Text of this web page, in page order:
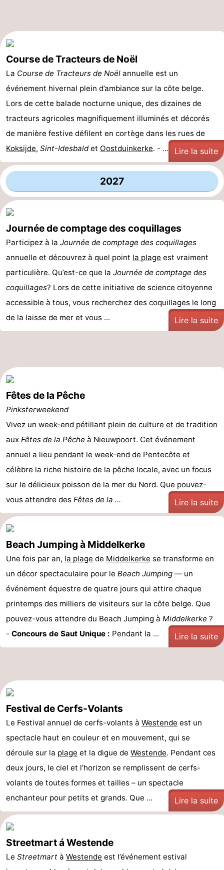
Course de Tracteurs de Noël
La Course de Tracteurs de Noël annuelle est un
événement hivernal plein d’ambiance sur la côte belge.
Lors de cette balade nocturne unique, des dizaines de
tracteurs agricoles magnifiquement illuminés et décorés
de manière festive défilent en cortège dans les rues de
Koksijde, Sint-Idesbaldet Oostduinkerke. - ... Lire la suite
2027
Journée de comptage des coquillages
Participez à la Journée de comptage des coquillages
annuelle et découvrez à quel point la plage est vraiment
particulière. Qu’est-ce que la Journée de comptage des
coquillages? Lors de cette initiative de science citoyenne
accessible à tous, vous recherchez des coquillages le long
de la laisse de mer et vous ...
Lire la suite
Fêtes de la Pêche
Pinksterweekend
Vivez un week-end pétillant plein de culture et de tradition
aux Fêtes de la Pêche à Nieuwpoort. Cet événement
annuel a lieu pendant le week-end de Pentecôte et
célèbre la riche histoire de la pêche locale, avec un focus
sur le délicieux poisson de la mer du Nord. Que pouvez-
vous attendre des Fêtes de la ... Lire la suite
Beach Jumping à Middelkerke
Une fois par an, la plage de Middelkerke se transforme en
un décor spectaculaire pour le Beach Jumping — un
événement équestre de quatre jours qui attire chaque
printemps des milliers de visiteurs sur la côte belge. Que
pouvez-vous attendre du Beach Jumping à Middelkerke ?
- Concours de Saut Unique : Pendant la ... Lire la suite
Festival de Cerfs-Volants
Le Festival annuel de cerfs-volants à Westende est un
spectacle haut en couleur et en mouvement, qui se
déroule sur la plage et la digue de Westende. Pendant ces
deux jours, le ciel et l’horizon se remplissent de cerfs-
volants de toutes formes et tailles – un spectacle
enchanteur pour petits et grands. Que ...
Lire la suite
Streetmart á Westende
Le Streetmart à Westende est l’événement estival